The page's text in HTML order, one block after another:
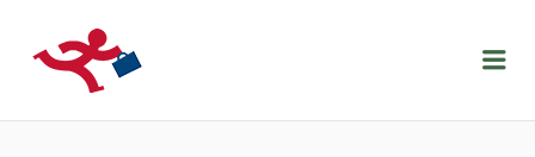
LOCURIDEMUNCACLUJ.NET